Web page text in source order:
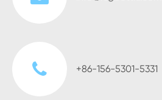
+86-156-5301-5331